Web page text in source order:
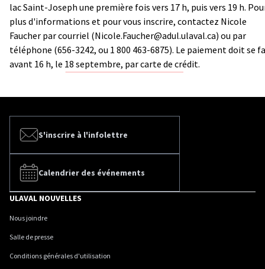
lac Saint-Joseph une première fois vers 17 h, puis vers 19 h.
plus d'informations et pour vous inscrire, contactez Nicole
Faucher par courriel (Nicole.Faucher@adul.ulaval.ca) ou par
téléphone (656-3242, ou 1 800 463-6875). Le paiement doit se
avant 16 h, le 18 septembre, par carte de crédit.
S'inscrire à l'infolettre
Calendrier des événements
ULAVAL NOUVELLES
Nous joindre
Salle de presse
Conditions générales d'utilisation